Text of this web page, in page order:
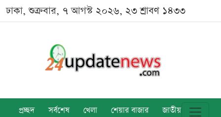
ঢাকা, শুক্রবার, ৭ আগস্ট ২০২৬, ২৩ শ্রাবণ ১৪৩৩
প্রচ্ছদ সর্বশেষ খেলা শেয়ার বাজার জাতীয় বিশ্ব